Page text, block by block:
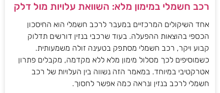
רכב חשמלי במימון מלא: השוואת עלויות מול דלק
אחד השיקולים המרכזיים במעבר לרכב חשמלי הוא החיסכון
הכספי בהוצאות ההפעלה. בעוד שרכבי בנזין דורשים תדלוק
קבוע ויקר, רכב חשמלי מסתפק בטעינה זולה משמעותית.
כשמוסיפים לכך מסלול מימון מלא ללא מקדמה, מקבלים פתרון
אטרקטיבי במיוחד. במאמר הזה נשווה בין העלויות של רכב
חשמלי לרכב בנזין ונראה כמה אפשר לחסוך.